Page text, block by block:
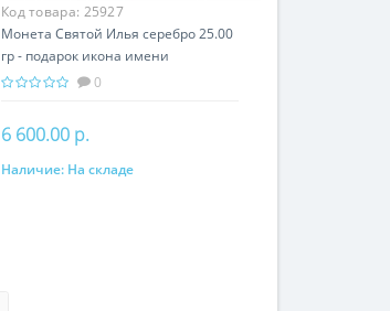
Код товара: 25927
Монета Святой Илья серебро 25.00
гр - подарок икона имени
0
6 600.00 р.
В корзину
Наличие: На складе